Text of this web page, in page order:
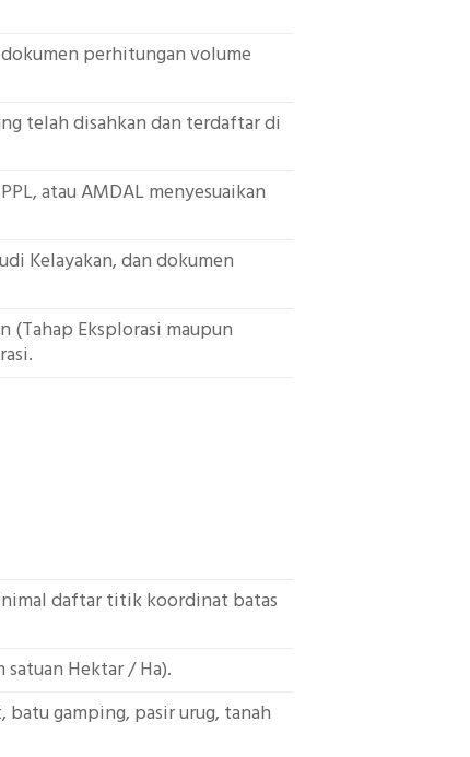
perhitungan volume
telah disahkan dan terdaftar di
atau AMDAL menyesuaikan
Kelayakan, dan dokumen
(Tahap Eksplorasi maupun
daftar titik koordinat batas
Hektar / Ha).
gamping, pasir urug, tanah